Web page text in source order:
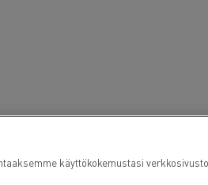
käyttökokemustasi